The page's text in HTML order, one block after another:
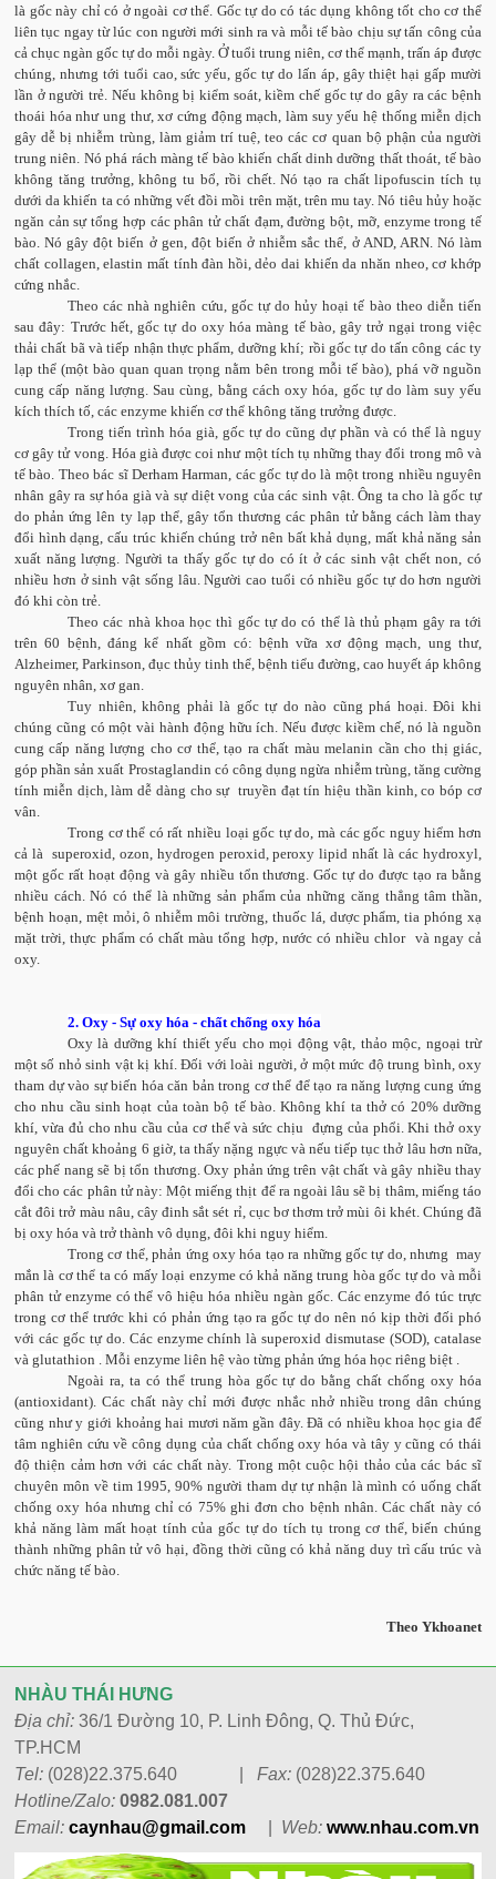
là gốc này chỉ có ở ngoài cơ thể. Gốc tự do có tác dụng không tốt cho cơ thể
liên tục ngay từ lúc con người mới sinh ra và mỗi tế bào chịu sự tấn công của
cả chục ngàn gốc tự do mỗi ngày. Ở tuổi trung niên, cơ thể mạnh, trấn áp được
chúng, nhưng tới tuổi cao, sức yếu, gốc tự do lấn áp, gây thiệt hại gấp mười
lần ở người trẻ. Nếu không bị kiểm soát, kiềm chế gốc tự do gây ra các bệnh
thoái hóa như ung thư, xơ cứng động mạch, làm suy yếu hệ thống miễn dịch
gây dễ bị nhiễm trùng, làm giảm trí tuệ, teo các cơ quan bộ phận của người
trung niên. Nó phá rách màng tế bào khiến chất dinh dưỡng thất thoát, tế bào
không tăng trưởng, không tu bổ, rồi chết. Nó tạo ra chất lipofuscin tích tụ
dưới da khiến ta có những vết đồi mồi trên mặt, trên mu tay. Nó tiêu hủy hoặc
ngăn cản sự tổng hợp các phân tử chất đạm, đường bột, mỡ, enzyme trong tế
bào. Nó gây đột biến ở gen, đột biến ở nhiễm sắc thể, ở AND, ARN. Nó làm
chất collagen, elastin mất tính đàn hồi, dẻo dai khiến da nhăn nheo, cơ khớp
cứng nhắc.
Theo các nhà nghiên cứu, gốc tự do hủy hoại tế bào theo diễn tiến
sau đây: Trước hết, gốc tự do oxy hóa màng tế bào, gây trở ngại trong việc
thải chất bã và tiếp nhận thực phẩm, dưỡng khí; rồi gốc tự do tấn công các ty
lạp thể (một bào quan quan trọng nằm bên trong mỗi tế bào), phá vỡ nguồn
cung cấp năng lượng. Sau cùng, bằng cách oxy hóa, gốc tự do làm suy yếu
kích thích tố, các enzyme khiến cơ thể không tăng trưởng được.
Trong tiến trình hóa già, gốc tự do cũng dự phần và có thể là nguy
cơ gây tử vong. Hóa già được coi như một tích tụ những thay đổi trong mô và
tế bào. Theo bác sĩ Derham Harman, các gốc tự do là một trong nhiều nguyên
nhân gây ra sự hóa già và sự diệt vong của các sinh vật. Ông ta cho là gốc tự
do phản ứng lên ty lạp thể, gây tổn thương các phân tử bằng cách làm thay
đổi hình dạng, cấu trúc khiến chúng trở nên bất khả dụng, mất khả năng sản
xuất năng lượng. Người ta thấy gốc tự do có ít ở các sinh vật chết non, có
nhiều hơn ở sinh vật sống lâu. Người cao tuổi có nhiều gốc tự do hơn người
đó khi còn trẻ.
Theo các nhà khoa học thì gốc tự do có thể là thủ phạm gây ra tới
trên 60 bệnh, đáng kể nhất gồm có: bệnh vữa xơ động mạch, ung thư,
Alzheimer, Parkinson, đục thủy tinh thể, bệnh tiểu đường, cao huyết áp không
nguyên nhân, xơ gan.
Tuy nhiên, không phải là gốc tự do nào cũng phá hoại. Đôi khi
chúng cũng có một vài hành động hữu ích. Nếu được kiềm chế, nó là nguồn
cung cấp năng lượng cho cơ thể, tạo ra chất màu melanin cần cho thị giác,
góp phần sản xuất Prostaglandin có công dụng ngừa nhiễm trùng, tăng cường
tính miễn dịch, làm dễ dàng cho sự truyền đạt tín hiệu thần kinh, co bóp cơ
vân.
Trong cơ thể có rất nhiều loại gốc tự do, mà các gốc nguy hiểm hơn
cả là superoxid, ozon, hydrogen peroxid, peroxy lipid nhất là các hydroxyl,
một gốc rất hoạt động và gây nhiều tổn thương. Gốc tự do được tạo ra bằng
nhiều cách. Nó có thể là những sản phẩm của những căng thẳng tâm thần,
bệnh hoạn, mệt mỏi, ô nhiễm môi trường, thuốc lá, dược phẩm, tia phóng xạ
mặt trời, thực phẩm có chất màu tổng hợp, nước có nhiều chlor và ngay cả
oxy.
2. Oxy - Sự oxy hóa - chất chống oxy hóa
Oxy là dưỡng khí thiết yếu cho mọi động vật, thảo mộc, ngoại trừ
một số nhỏ sinh vật kị khí. Đối với loài người, ở một mức độ trung bình, oxy
tham dự vào sự biến hóa căn bản trong cơ thể để tạo ra năng lượng cung ứng
cho nhu cầu sinh hoạt của toàn bộ tế bào. Không khí ta thở có 20% dưỡng
khí, vừa đủ cho nhu cầu của cơ thể và sức chịu đựng của phổi. Khi thở oxy
nguyên chất khoảng 6 giờ, ta thấy nặng ngực và nếu tiếp tục thở lâu hơn nữa,
các phế nang sẽ bị tổn thương. Oxy phản ứng trên vật chất và gây nhiều thay
đổi cho các phân tử này: Một miếng thịt để ra ngoài lâu sẽ bị thâm, miếng táo
cắt đôi trở màu nâu, cây đinh sắt sét rỉ, cục bơ thơm trở mùi ôi khét. Chúng đã
bị oxy hóa và trở thành vô dụng, đôi khi nguy hiểm.
Trong cơ thể, phản ứng oxy hóa tạo ra những gốc tự do, nhưng may
mắn là cơ thể ta có mấy loại enzyme có khả năng trung hòa gốc tự do và mỗi
phân tử enzyme có thể vô hiệu hóa nhiều ngàn gốc. Các enzyme đó túc trực
trong cơ thể trước khi có phản ứng tạo ra gốc tự do nên nó kịp thời đối phó
với các gốc tự do. Các enzyme chính làsuperoxid dismutase (SOD), catalase
và glutathion . Mỗi enzyme liên hệ vào từng phản ứng hóa học riêng biệt .
Ngoài ra, ta có thể trung hòa gốc tự do bằng chất chống oxy hóa
(antioxidant). Các chất này chỉ mới được nhắc nhở nhiều trong dân chúng
cũng như y giới khoảng hai mươi năm gần đây. Đã có nhiều khoa học gia để
tâm nghiên cứu về công dụng của chất chống oxy hóa và tây y cũng có thái
độ thiện cảm hơn với các chất này. Trong một cuộc hội thảo của các bác sĩ
chuyên môn về tim 1995, 90% người tham dự tự nhận là mình có uống chất
chống oxy hóa nhưng chỉ có 75% ghi đơn cho bệnh nhân. Các chất này có
khả năng làm mất hoạt tính của gốc tự do tích tụ trong cơ thể, biến chúng
thành những phân tử vô hại, đồng thời cũng có khả năng duy trì cấu trúc và
chức năng tế bào.
Theo Ykhoanet
NHÀU THÁI HƯNG
Địa chỉ: 36/1 Đường 10, P. Linh Đông, Q. Thủ Đức,
TP.HCM
Tel: (028)22.375.640 | Fax: (028)22.375.640
Hotline/Zalo: 0982.081.007
Email: caynhau@gmail.com Web: www.n hau.com.vn